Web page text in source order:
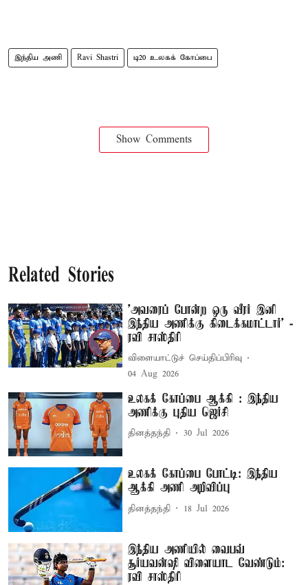
இந்திய அணி Ravi Shastri டி20 உலகக் கோப்பை
Show Comments
Related Stories
’அவரைப் போன்ற ஒரு வீரர் இனி
இந்திய அணிக்கு கிடைக்கமாட்டார்’ -
ரவி சாஸ்திரி
விளையாட்டுச் செய்திப்பிரிவு
04 Aug 2026
உலகக் கோப்பை ஆக்கி : இந்திய
அணிக்கு புதிய ஜெர்சி
தினத்தந்தி 30 Jul 2026
உலகக் கோப்பை போட்டி: இந்திய
ஆக்கி அணி அறிவிப்பு
தினத்தந்தி 18 Jul 2026
இந்திய அணியில் வைபவ்
சூர்யவன்ஷி விளையாட வேண்டும்:
ரவி சாஸ்திரி